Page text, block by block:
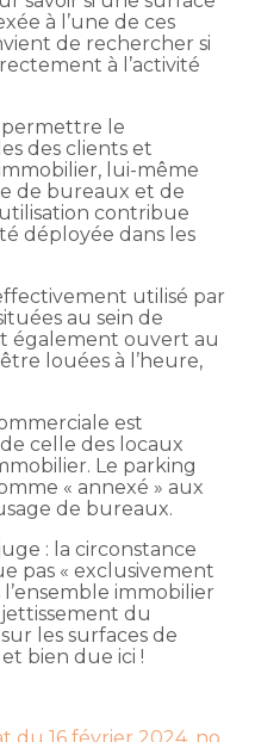
à l’une de ces
de rechercher si
à l’activité
permettre le
des clients et
lui-même
de bureaux et de
contribue
déployée dans les
utilisé par
au sein de
également ouvert au
louées à l’heure,
est
celle des locaux
Le parking
« annexé » aux
de bureaux.
: la circonstance
pas « exclusivement
immobilier
du
les surfaces de
bien due ici !
du 16 février 2024, no